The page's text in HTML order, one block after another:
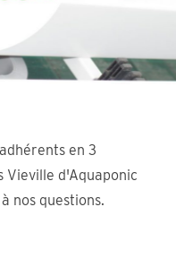
en 3
Vieville d'Aquaponic
nos questions.